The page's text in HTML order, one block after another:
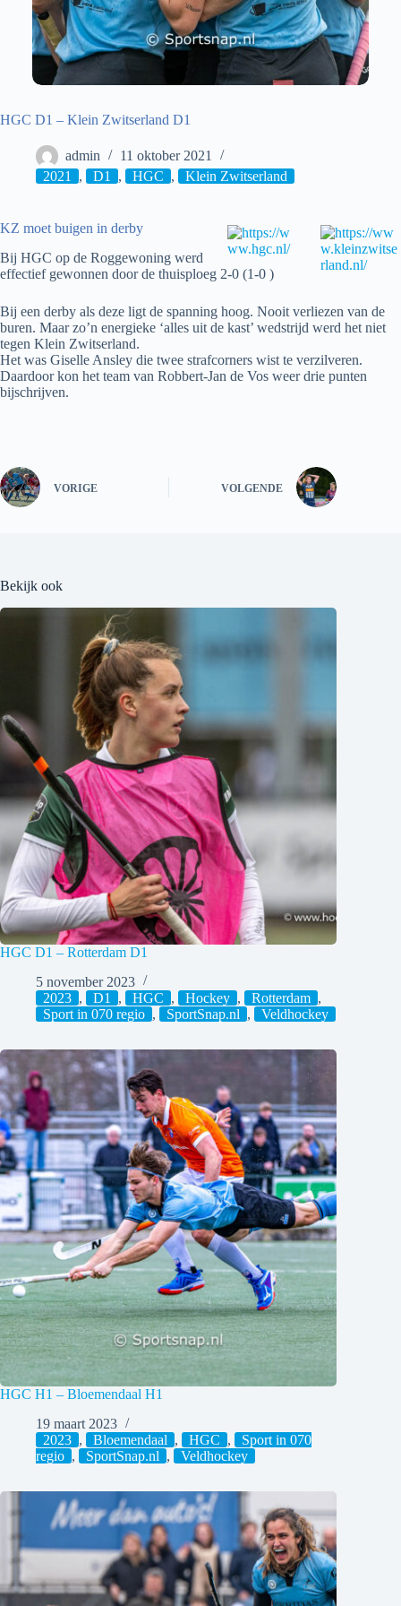
HGC D1 – Klein Zwitserland D1
admin
11 oktober 2021
2021
, D1 , HGC , Klein Zwitserland
KZ moet buigen in derby
Bij HGC op de Roggewoning werd
effectief gewonnen door de thuisploeg 2-0 (1-0 )
Bij een derby als deze ligt de spanning hoog. Nooit verliezen van de
buren. Maar zo’n energieke ‘alles uit de kast’ wedstrijd werd het niet
tegen Klein Zwitserland.
Het was Giselle Ansley die twee strafcorners wist te verzilveren.
Daardoor kon het team van Robbert-Jan de Vos weer drie punten
bijschrijven.
VORIGE VOLGENDE
Bekijk ook
HGC D1 – Rotterdam D1
5 november 2023
2023 , D1 , HGC , Hockey , Rotterdam ,
Sport in 070 regio , SportSnap.nl , Veldhockey
HGC H1 – Bloemendaal H1
19 maart 2023
2023 , Bloemendaal , HGC ,
Sport in 070
regio , SportSnap.nl , Veldhockey